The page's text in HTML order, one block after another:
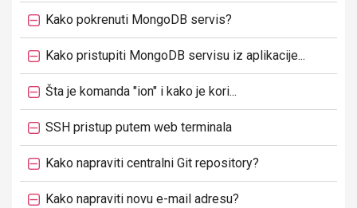
Kako pokrenuti MongoDB servis?
Kako pristupiti MongoDB servisu iz aplikacije...
Šta je komanda "ion" i kako je kori...
SSH pristup putem web terminala
Kako napraviti centralni Git repository?
Kako napraviti novu e-mail adresu?